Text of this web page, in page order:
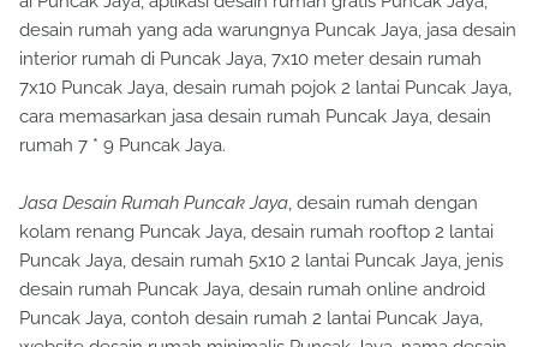
desain rumah yang ada warungnya Puncak Jaya, jasa desain
interior rumah di Puncak Jaya, 7x10 meter desain rumah
7x10 Puncak Jaya, desain rumah pojok 2 lantai Puncak Jaya,
cara memasarkan jasa desain rumah Puncak Jaya, desain
rumah 7 * 9 Puncak Jaya.
Jasa Desain Rumah Puncak Jaya, desain rumah dengan
kolam renang Puncak Jaya, desain rumah rooftop 2 lantai
Puncak Jaya, desain rumah 5x10 2 lantai Puncak Jaya, jenis
desain rumah Puncak Jaya, desain rumah online android
Puncak Jaya, contoh desain rumah 2 lantai Puncak Jaya,